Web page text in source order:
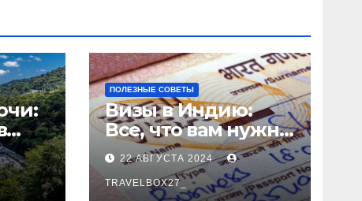
ПОЛЕЗНЫЕ СОВЕТЫ
Визы в Индию:
Все, что вам нужно
знать
22 АВГУСТА 2024
TRAVELBOX27_